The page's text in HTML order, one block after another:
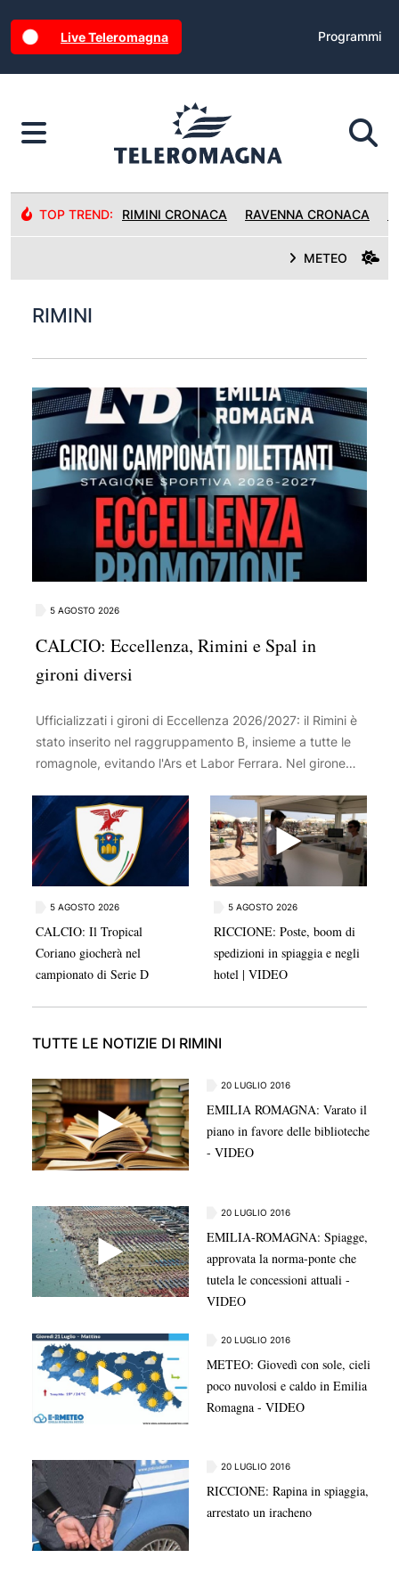
Live Teleromagna Programmi
TOP TREND: RIMINI CRONACA RAVENNA CRONACA
METEO
RIMINI
5 AGOSTO 2026
CALCIO: Eccellenza, Rimini e Spal in
gironi diversi
Ufficializzati i gironi di Eccellenza 2026/2027: il Rimini è
stato inserito nel raggruppamento B, insieme a tutte le
romagnole, evitando l'Ars et Labor Ferrara. Nel girone
Coriano lascia il posto dopo la promozione in Serie D.
5 AGOSTO 2026
CALCIO: Il Tropical
Coriano giocherà nel
campionato di Serie D
5 AGOSTO 2026
RICCIONE: Poste, boom di
spedizioni in spiaggia e negli
hotel | VIDEO
TUTTE LE NOTIZIE DI RIMINI
20 LUGLIO 2016
EMILIA ROMAGNA: Varato il
piano in favore delle biblioteche
- VIDEO
20 LUGLIO 2016
EMILIA-ROMAGNA: Spiagge,
approvata la norma-ponte che
tutela le concessioni attuali -
VIDEO
20 LUGLIO 2016
METEO: Giovedì con sole, cieli
poco nuvolosi e caldo in Emilia
Romagna - VIDEO
20 LUGLIO 2016
RICCIONE: Rapina in spiaggia,
arrestato un iracheno